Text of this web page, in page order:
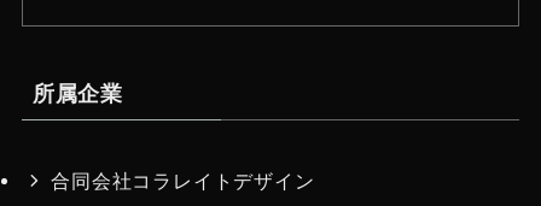
所属企業
合同会社コラレイトデザイン